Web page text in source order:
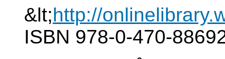
&lt;http://
ISBN 978-0-470-